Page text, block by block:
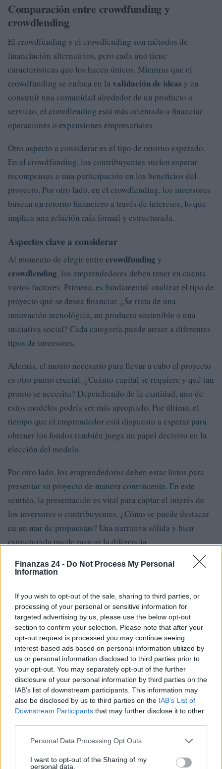
Finanzas 24 - Do Not Process My Personal
Information
If you wish to opt-out of the sale, sharing to third parties, or
processing of your personal or sensitive information for
targeted advertising by us, please use the below opt-out
section to confirm your selection. Please note that after your
opt-out request is processed you may continue seeing
interest-based ads based on personal information utilized by
us or personal information disclosed to third parties prior to
your opt-out. You may separately opt-out of the further
disclosure of your personal information by third parties on the
IAB’s list of downstream participants. This information may
also be disclosed by us to third parties on the IAB’s List of
Downstream Participants that may further disclose it to other
Please note that this website/app uses one or more Google
not limited to your visit or usage behaviour. You may click to
Personal Data Processing Opt Outs
I want to opt-out of the Sharing of my
personal data.
Comparación entre crowdfunding y
crowdlending
El crowdfunding y el crowdlending son métodos de
financiación alternativos, pero cada uno tiene
características que los hacen únicos. Mientras que el
crowdfunding se enfoca en la validación de ideas y en
construir una comunidad alrededor de un producto o
servicio, el crowdlending está más orientado a financiar
operaciones o expansiones empresariales.
Otro aspecto a considerar es el tipo de retorno esperado.
En el crowdfunding, los contribuyentes suelen esperar
recompensas o una participación en los beneficios del
proyecto. Por otro lado, en el crowdlending, los inversores
buscan un retorno financiero a través de intereses, lo que
implica una relación más formal y estructurada.
Aspectos clave a considerar
Al momento de elegir entre crowdfunding y
crowdlending, los emprendedores deben tener en cuenta
varios factores. Primero, es fundamental analizar el tipo de
proyecto que se desea financiar. ¿Se trata de una
innovación tecnológica, un producto sostenible o una
iniciativa social? Cada categoría puede atraer a diferentes
tipos de inversores.
Además, el monto necesario para llevar a cabo el proyecto
es otro punto crucial. ¿Cuánto capital se requiere y qué tan
pronto se necesita? Dependiendo de la cantidad, uno de
estos modelos podría ser más apropiado. Por último, el
tiempo que el emprendedor está dispuesto a esperar para
obtener los fondos también juega un papel decisivo en la
elección del modelo.
Por otro lado, los emprendedores deben estar listos para
presentar su proyecto de manera convincente. En este
sentido, la presentación es vital para captar el interés de
los inversores o contribuyentes. ¿Cómo se puede destacar
en un mar de propuestas? Una narrativa sólida y bien
estructurada puede marcar la diferencia.
En definitiva, tanto elcrowdfundingcomo el
crowdlendingrepresentan alternativas efectivas para la
financiación de proyectos. La elección del modelo
adecuado depende de las necesidades específicas del
emprendedor y de la naturaleza del proyecto. Con una
planificación cuidadosa y una ejecución eficaz, estas
opciones pueden ser la clave para transformar una idea en
una realidad exitosa.
AUTOR
Staff